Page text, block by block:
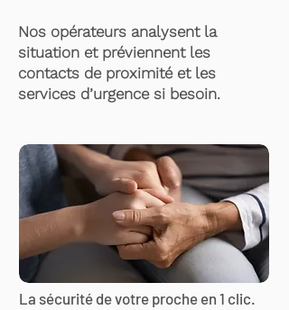
Nos opérateurs analysent la
situation et préviennent les
contacts de proximité et les
services d’urgence si besoin.
La sécurité de votre proche en 1 clic.